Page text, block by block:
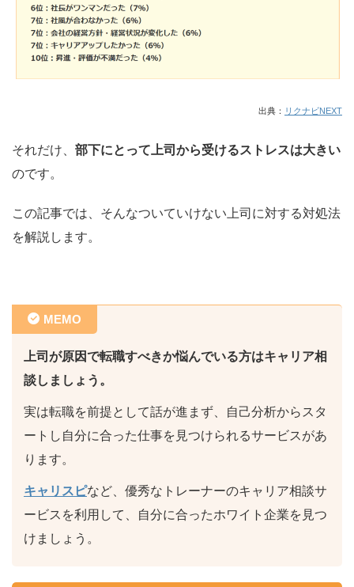
出典： リクナビNEXT
それだけ、 部下にとって上司から受けるストレスは大きい
のです。
この記事では、そんなついていけない上司に対する対処法
を解説します。
MEMO
上司が原因で転職すべきか悩んでいる方はキャリア相
談しましょう。
実は転職を前提として話が進まず、自己分析からスタ
ートし自分に合った仕事を見つけられるサービスがあ
ります。
キャリスピなど、優秀なトレーナーのキャリア相談サ
ービスを利用して、自分に合ったホワイト企業を見つ
けましょう。